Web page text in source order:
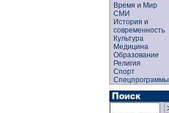
Время и Мир
СМИ
История и
современность
Культура
Медицина
Образование
Религия
Спорт
Спецпрограммы